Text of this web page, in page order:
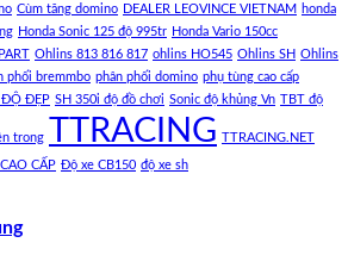
Cùm tăng domino DEALER LEOVINCE VIETNAM honda
Honda Sonic 125 độ 995tr Honda Vario 150cc
Ohlins 813 816 817 ohlins HO545 Ohlins SH Ohlins
phối bremmbo phân phối domino phụ tùng cao cấp
ĐỘ ĐẸP SH 350i độ đồ chơi Sonic độ khủng Vn TBT độ
trong TTRACING TTRACING.NET
CẤP Độ xe CB150 độ xe sh